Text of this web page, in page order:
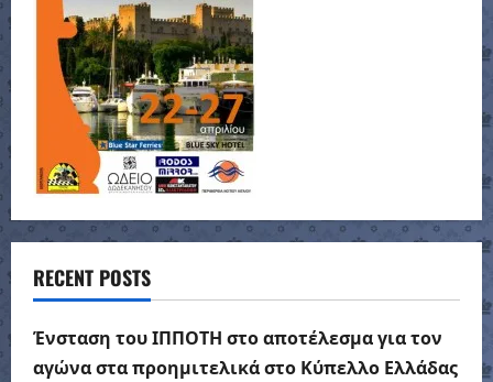
RECENT POSTS
Ένσταση του ΙΠΠΟΤΗ στο αποτέλεσμα για τον
αγώνα στα προημιτελικά στο Κύπελλο Ελλάδας